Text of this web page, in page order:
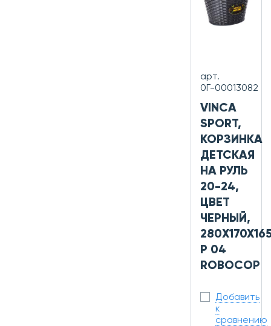
арт.
0Г-00013082
VINCA
SPORT,
КОРЗИНКА
ДЕТСКАЯ
НА РУЛЬ
20-24,
ЦВЕТ
ЧЕРНЫЙ,
P 04
ROBOCOP
Добавить
к
сравнению